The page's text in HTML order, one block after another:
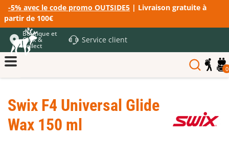
-5% avec le code promo OUTSIDE5 | Livraison gratuite à
partir de 100€
Boutique et
Click &
Collect
Service client
0
Swix F4 Universal Glide
Wax 150 ml